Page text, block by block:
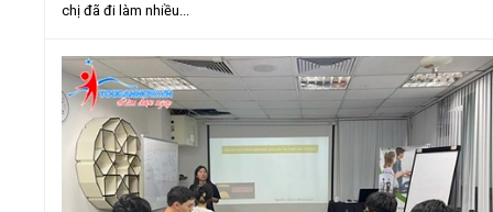
chị đã đi làm nhiều...